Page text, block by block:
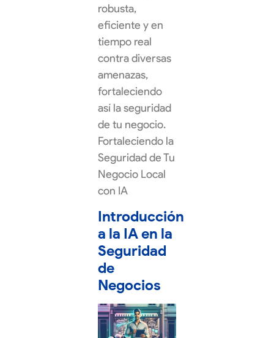
robusta,
eficiente y en
tiempo real
contra diversas
amenazas,
fortaleciendo
así la seguridad
de tu negocio.
Fortaleciendo la
Seguridad de Tu
Negocio Local
con IA
Introducción
a la IA en la
Seguridad
de
Negocios